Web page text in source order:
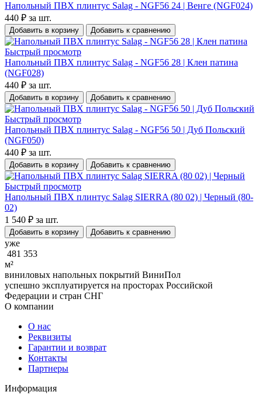
Напольный ПВХ плинтус Salag - NGF56 24 | Венге (NGF024)
440 ₽ за шт.
Добавить в корзину Добавить к сравнению
Быстрый просмотр
Напольный ПВХ плинтус Salag - NGF56 28 | Клен патина
(NGF028)
440 ₽ за шт.
Добавить в корзину Добавить к сравнению
Быстрый просмотр
Напольный ПВХ плинтус Salag - NGF56 50 | Дуб Польский
(NGF050)
440 ₽ за шт.
Добавить в корзину Добавить к сравнению
Быстрый просмотр
Напольный ПВХ плинтус Salag SIERRA (80 02) | Черный (80-
02)
1 540 ₽ за шт.
Добавить в корзину Добавить к сравнению
уже
481 353
м²
виниловых напольных покрытий ВиниПол
успешно эксплуатируется на просторах Российской
Федерации и стран СНГ
О компании
О нас
Реквизиты
Гарантии и возврат
Контакты
Партнеры
Информация